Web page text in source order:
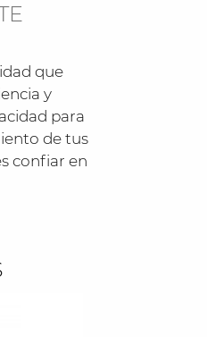
que
y
para
de tus
confiar en